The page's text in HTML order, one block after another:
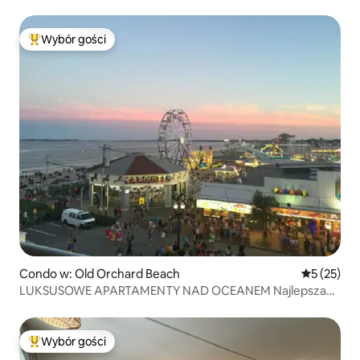
Najpopularniejsze z kategorii Wybór gości
Wybór gości
Condo w: Old Orchard Beach Średnia
5 (25)
LUKSUSOWE APARTAMENTY NAD OCEANEM Najlepsza
Najpopularniejsze z kategorii Wybór gości
Wybór gości